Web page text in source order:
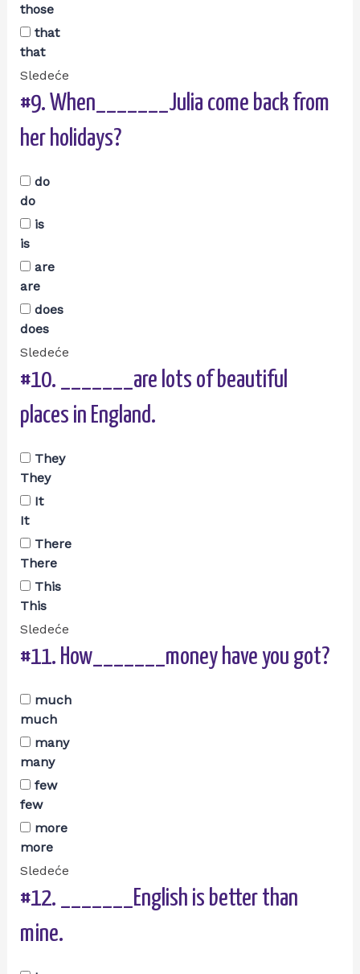
those
that
that
Sledeće
#9. When_______Julia come back from
her holidays?
do
do
is
is
are
are
does
does
Sledeće
#10. _______are lots of beautiful
places in England.
They
They
It
It
There
There
This
This
Sledeće
#11. How_______money have you got?
much
much
many
many
few
few
more
more
Sledeće
#12. _______English is better than
mine.